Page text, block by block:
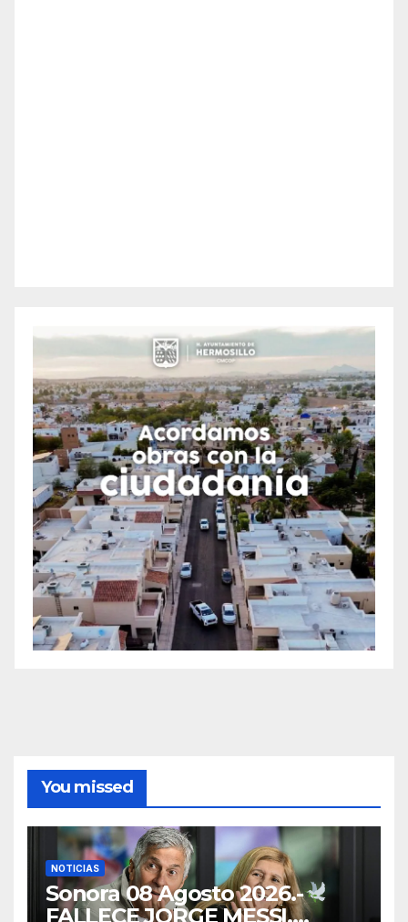
You missed
NOTICIAS
Sonora 08 Agosto 2026.-
FALLECE JORGE MESSI,